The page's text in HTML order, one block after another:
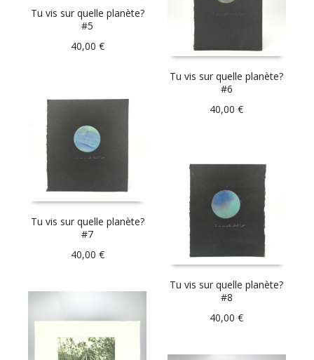
Tu vis sur quelle planète?
#5
40,00 €
Tu vis sur quelle planète?
#6
40,00€
Tu vis sur quelle planète?
#7
40,00 €
Tu vis sur quelle planète?
#8
40,00€